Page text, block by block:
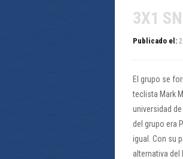
3X1
Publicado el:
El grupo se
teclista Mark
universidad
del grupo era
igual. Con su
alternativa del